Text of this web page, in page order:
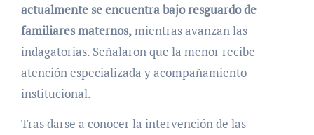
actualmente se encuentra bajo resguardo de
familiares maternos, mientras avanzan las
indagatorias. Señalaron que la menor recibe
atención especializada y acompañamiento
institucional.
Tras darse a conocer la intervención de las